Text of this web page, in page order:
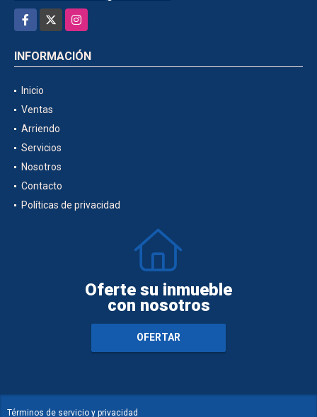
Facebook
Instagram
INFORMACIÓN
Inicio
Ventas
Arriendo
Servicios
Nosotros
Contacto
Políticas de privacidad
Oferte su inmueble
con nosotros
OFERTAR
Términos de servicio y privacidad